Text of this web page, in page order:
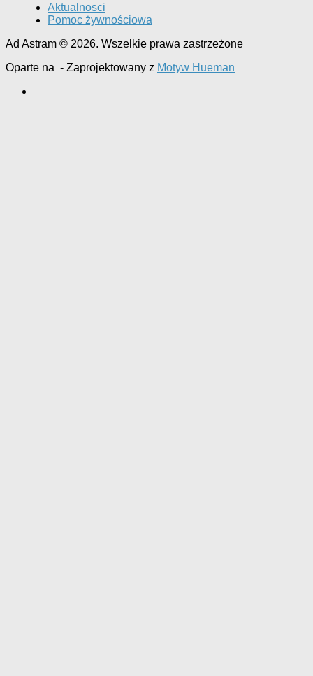
Aktualnosci
Pomoc żywnościowa
Ad Astram © 2026. Wszelkie prawa zastrzeżone
Oparte na - Zaprojektowany z Motyw Hueman